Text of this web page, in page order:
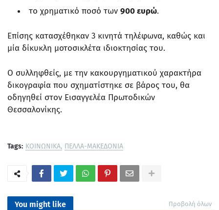
το χρηματικό ποσό των 900 ευρώ.
Επίσης κατασχέθηκαν 3 κινητά τηλέφωνα, καθώς και
μία δίκυκλη μοτοσικλέτα ιδιοκτησίας του.
Ο συλληφθείς, με την κακουργηματικού χαρακτήρα
δικογραφία που σχηματίστηκε σε βάρος του, θα
οδηγηθεί στον Εισαγγελέα Πρωτοδικών
Θεσσαλονίκης.
Tags: ΚΟΙΝΩΝΙΚΑ ΠΕΛΛΑ-ΜΑΚΕΔΟΝΙΑ
You might like Προβολή όλων